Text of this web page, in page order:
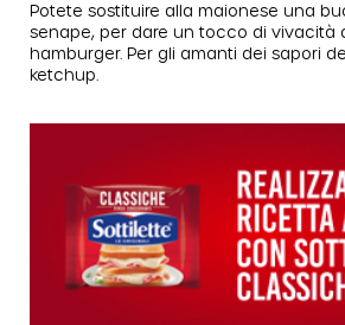
Potete sostituire alla maionese una
senape, per dare un tocco di vivacità
hamburger. Per gli amanti dei sapori
ketchup.